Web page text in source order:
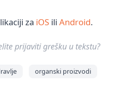
za iOS ili Android.
prijaviti grešku u tekstu?
organski proizvodi